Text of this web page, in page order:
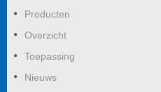
Producten
Overzicht
Toepassing
Nieuws